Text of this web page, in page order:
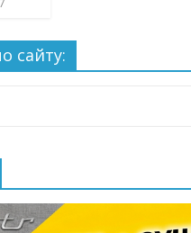
сайту: